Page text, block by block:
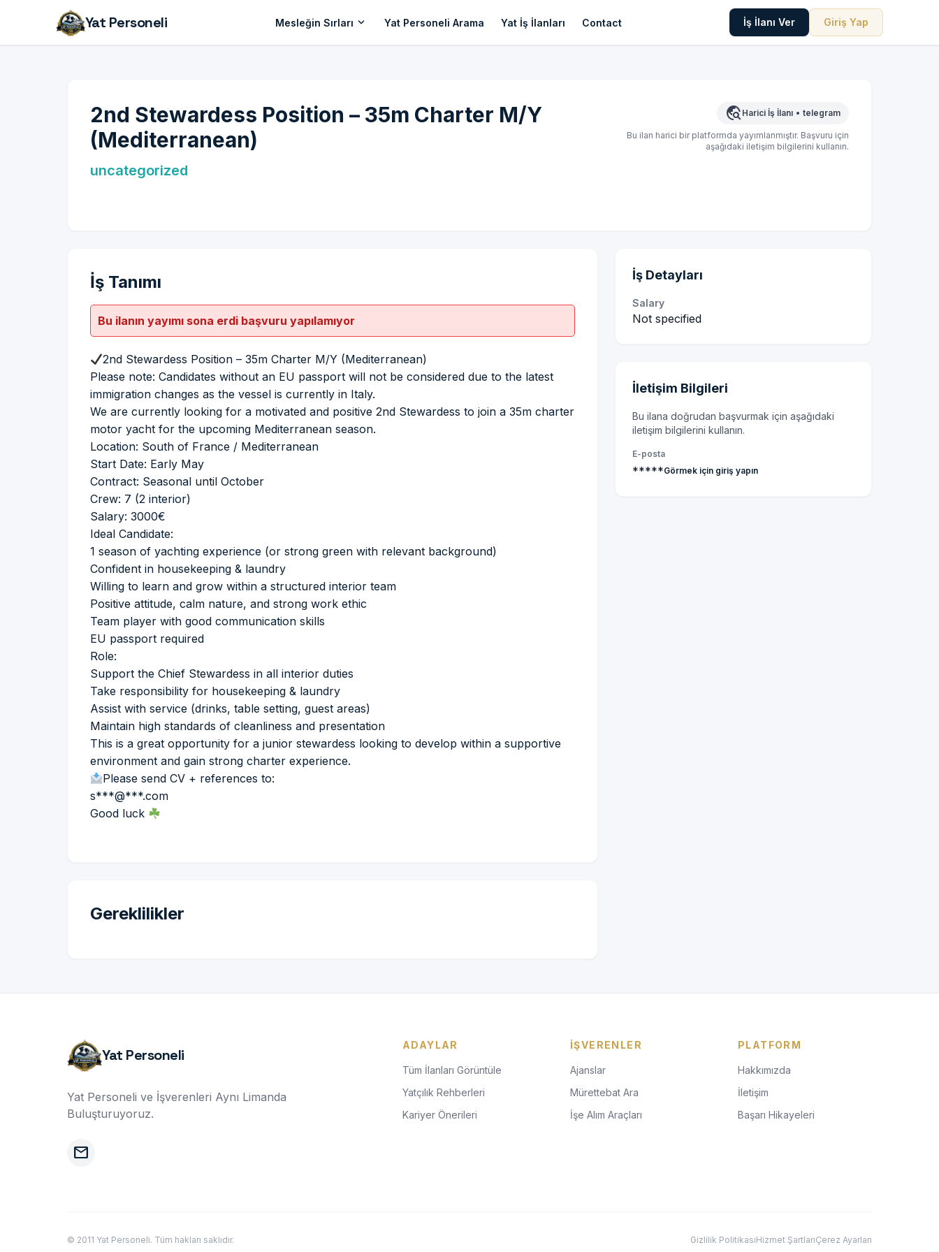
Yat Personeli Mesleğin Sırları expand_more Yat Personeli Arama Yat İş İlanları Contact İş İlanı Ver Giriş Yap
2nd Stewardess Position – 35m Charter M/Y
(Mediterranean)
uncategorized
travel_explore Harici İş İlanı • telegram
Bu ilan harici bir platformda yayımlanmıştır. Başvuru için
aşağıdaki iletişim bilgilerini kullanın.
İş Tanımı
Bu ilanın yayımı sona erdi başvuru yapılamıyor
2nd Stewardess Position – 35m Charter M/Y (Mediterranean)
Please note: Candidates without an EU passport will not be considered due to the latest
immigration changes as the vessel is currently in Italy.
We are currently looking for a motivated and positive 2nd Stewardess to join a 35m charter
motor yacht for the upcoming Mediterranean season.
Location: South of France / Mediterranean
Start Date: Early May
Contract: Seasonal until October
Crew: 7 (2 interior)
Salary: 3000€
Ideal Candidate:
1 season of yachting experience (or strong green with relevant background)
Confident in housekeeping & laundry
Willing to learn and grow within a structured interior team
Positive attitude, calm nature, and strong work ethic
Team player with good communication skills
EU passport required
Role:
Support the Chief Stewardess in all interior duties
Take responsibility for housekeeping & laundry
Assist with service (drinks, table setting, guest areas)
Maintain high standards of cleanliness and presentation
This is a great opportunity for a junior stewardess looking to develop within a supportive
environment and gain strong charter experience.
Please send CV + references to:
s***@***.com
Good luck
Gereklilikler
İş Detayları
Salary
Not specified
İletişim Bilgileri
Bu ilana doğrudan başvurmak için aşağıdaki
iletişim bilgilerini kullanın.
E-posta
*****Görmek için giriş yapın
Yat Personeli
Yat Personeli ve İşverenleri Aynı Limanda
Buluşturuyoruz.
mail
ADAYLAR
Tüm İlanları Görüntüle
Yatçılık Rehberleri
Kariyer Önerileri
İŞVERENLER
Ajanslar
Mürettebat Ara
İşe Alım Araçları
PLATFORM
Hakkımızda
İletişim
Başarı Hikayeleri
© 2011 Yat Personeli. Tüm hakları saklıdır. Gizlilik PolitikasıHizmet ŞartlarıÇerez Ayarları